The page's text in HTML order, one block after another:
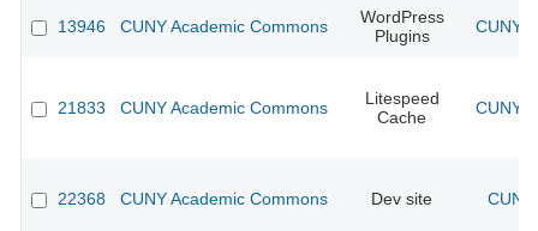
13946 CUNY Academic Commons
WordPress
Plugins
CUNY
21833 CUNY Academic Commons
Litespeed
Cache
CUNY
22368 CUNY Academic Commons Dev site